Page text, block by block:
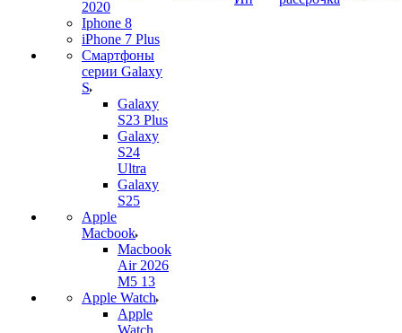
2020
Iphone 8
iPhone 7 Plus
Смартфоны
серии Galaxy
S
Galaxy
S23 Plus
Galaxy
S24
Ultra
Galaxy
S25
Apple
Macbook
Macbook
Air 2026
M5 13
Apple Watch
Apple
Watch